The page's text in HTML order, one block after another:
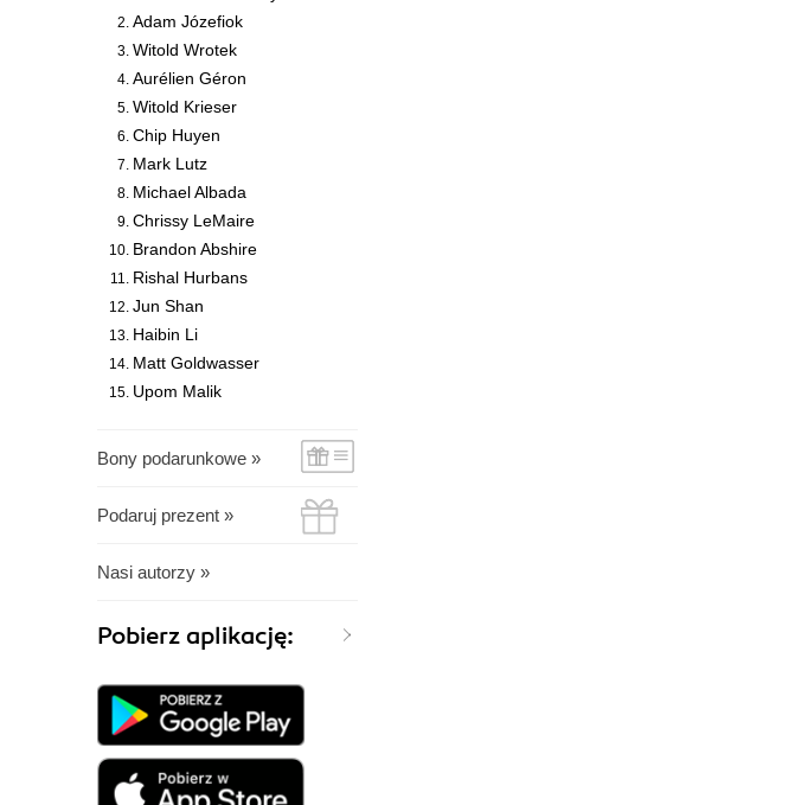
Adam Józefiok
Witold Wrotek
Aurélien Géron
Witold Krieser
Chip Huyen
Mark Lutz
Michael Albada
Chrissy LeMaire
Brandon Abshire
Rishal Hurbans
Jun Shan
Haibin Li
Matt Goldwasser
Upom Malik
Bony podarunkowe »
Podaruj prezent »
Nasi autorzy »
Pobierz aplikację: